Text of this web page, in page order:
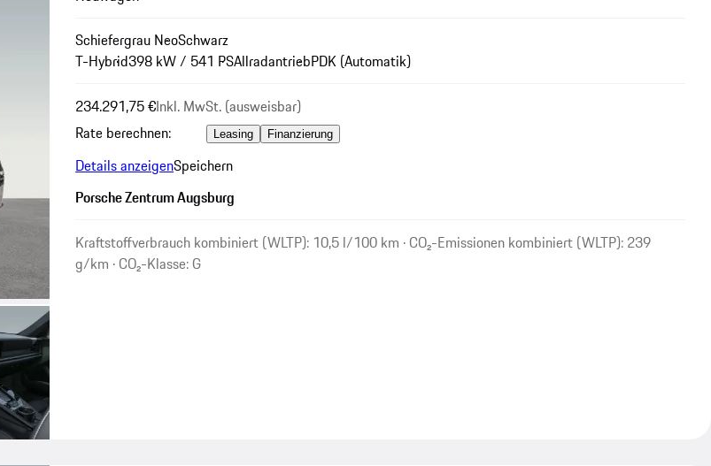
Schiefergrau NeoSchwarz
T-Hybrid398 kW / 541 PSAllradantriebPDK (Automatik)
234.291,75 €Inkl. MwSt. (ausweisbar)
Rate berechnen:
Leasing Finanzierung
Details anzeigenSpeichern
Porsche Zentrum Augsburg
Kraftstoffverbrauch kombiniert (WLTP): 10,5 l/100 km · CO₂-Emissionen kombiniert (WLTP): 239
g/km · CO₂-Klasse: G